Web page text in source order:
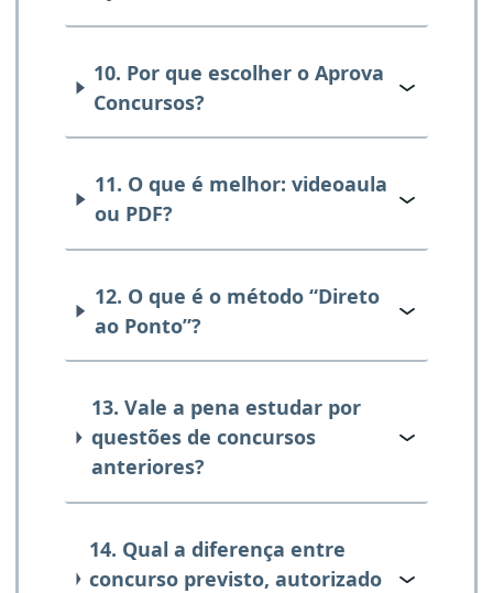
10. Por que escolher o Aprova
Concursos?
11. O que é melhor: videoaula
ou PDF?
12. O que é o método “Direto
ao Ponto”?
13. Vale a pena estudar por
questões de concursos
anteriores?
14. Qual a diferença entre
concurso previsto, autorizado